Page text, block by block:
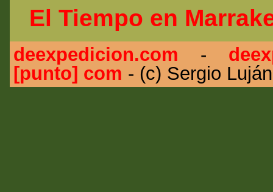
El Tiempo en
deexpedicion.com -
[punto] com - (c) Sergio